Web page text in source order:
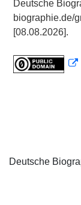
Deutsche
biographie.de/
[08.08.2026].
Deutsche